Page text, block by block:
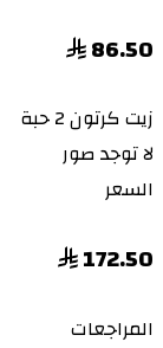
86.50
زيت كرتون 2 حبة
لا توجد صور
السعر
172.50
المراجعات